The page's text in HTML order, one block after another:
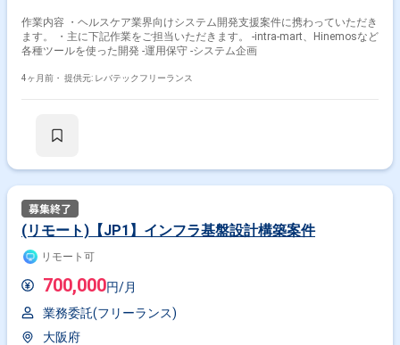
作業内容 ・ヘルスケア業界向けシステム開発支援案件に携わっていただき
ます。 ・主に下記作業をご担当いただきます。 -intra-mart、Hinemosなど
各種ツールを使った開発 -運用保守 -システム企画
4ヶ月前・ 提供元: レバテックフリーランス
(リモート)【JP1】インフラ基盤設計構築案件
リモート可
700,000円/月
業務委託(フリーランス)
大阪府